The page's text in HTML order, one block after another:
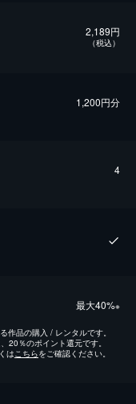
2,189円
（税込）
1,200円分
4
最⼤40%※
作品の購入 / レンタルです。
20％のポイント還元です。
はこちらをご確認ください。